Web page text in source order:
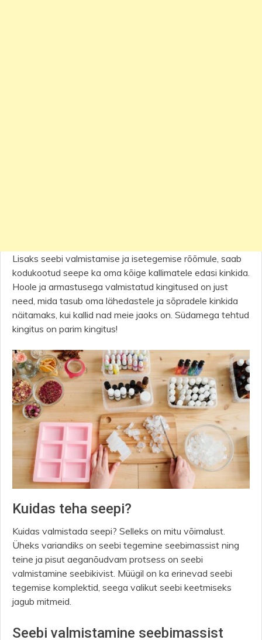
Lisaks seebi valmistamise ja isetegemise rõõmule, saab
kodukootud seepe ka oma kõige kallimatele edasi kinkida.
Hoole ja armastusega valmistatud kingitused on just
need, mida tasub oma lähedastele ja sõpradele kinkida
näitamaks, kui kallid nad meie jaoks on. Südamega tehtud
kingitus on parim kingitus!
Kuidas teha seepi?
Kuidas valmistada seepi? Selleks on mitu võimalust.
Üheks variandiks on seebi tegemine seebimassist ning
teine ja pisut aeganõudvam protsess on seebi
valmistamine seebikivist. Müügil on ka erinevad seebi
tegemise komplektid, seega valikut seebi keetmiseks
jagub mitmeid.
Seebi valmistamine seebimassist